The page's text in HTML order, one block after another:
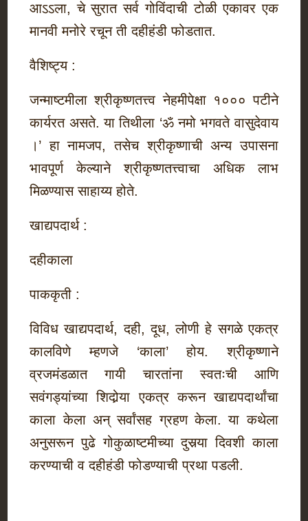
आऽऽला, चे सुरात सर्व गोविंदाची टोळी एकावर एक
मानवी मनोरे रचून ती दहीहंडी फोडतात.
वैशिष्ट्य :
जन्माष्टमीला श्रीकृष्णतत्त्व नेहमीपेक्षा १००० पटीने
कार्यरत असते. या तिथीला ‘ॐ नमो भगवते वासुदेवाय
।’ हा नामजप, तसेच श्रीकृष्णाची अन्य उपासना
भावपूर्ण केल्याने श्रीकृष्णतत्त्वाचा अधिक लाभ
मिळण्यास साहाय्य होते.
खाद्यपदार्थ :
दहीकाला
पाककृती :
विविध खाद्यपदार्थ, दही, दूध, लोणी हे सगळे एकत्र
कालविणे म्हणजे ‘काला’ होय. श्रीकृष्णाने
व्रजमंडळात गायी चारतांना स्वतःची आणि
सवंगड्यांच्या शिदोर्‍या एकत्र करून खाद्यपदार्थांचा
काला केला अन् सर्वांसह ग्रहण केला. या कथेला
अनुसरून पुढे गोकुळाष्टमीच्या दुसर्‍या दिवशी काला
करण्याची व दहीहंडी फोडण्याची प्रथा पडली.